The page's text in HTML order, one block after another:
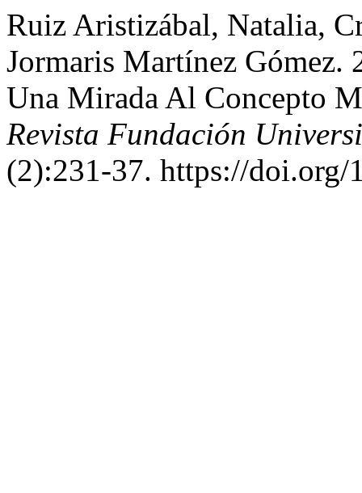
Ruiz Aristizábal, Natalia,
Jormaris Martínez Gómez.
Una Mirada Al Concepto
Revista Fundación
(2):231-37. https://doi.org/